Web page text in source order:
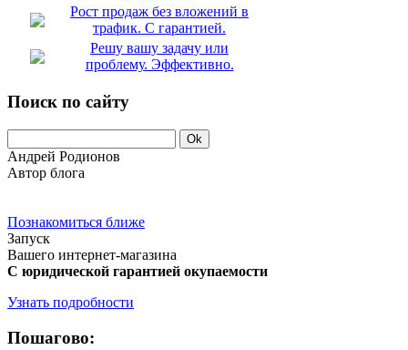
Рост продаж без вложений в
трафик. С гарантией.
Решу вашу задачу или
проблему. Эффективно.
Поиск по сайту
Андрей Родионов
Автор блога
Познакомиться ближе
Запуск
Вашего интернет-магазина
С юридической гарантией окупаемости
Узнать подробности
Пошагово: